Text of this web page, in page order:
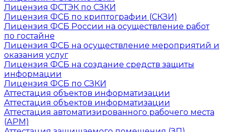
Лицензия ФСТЭК по СЗКИ
Лицензия ФСБ по криптографии (СКЗИ)
Лицензия ФСБ России на осуществление работ
по гостайне
Лицензия ФСБ на осуществление мероприятий и
оказания услуг
Лицензия ФСБ на создание средств защиты
информации
Лицензия ФСБ по СЗКИ
Аттестация объектов информатизации
Аттестация объектов информатизации
Аттестация автоматизированного рабочего места
(АРМ)